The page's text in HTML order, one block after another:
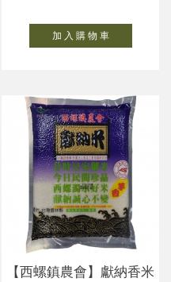
加 入 購 物 車
【西螺鎮農會】獻納香米